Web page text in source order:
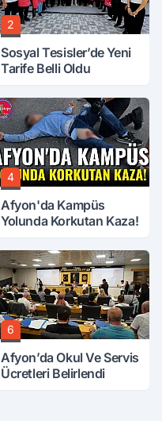
2
Sosyal Tesisler’de Yeni
Tarife Belli Oldu
4
Afyon'da Kampüs
Yolunda Korkutan Kaza!
6
Afyon’da Okul Ve Servis
Ücretleri Belirlendi